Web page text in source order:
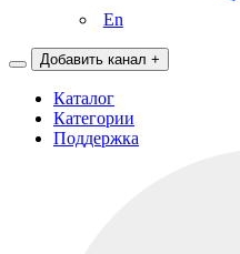
En
Добавить канал +
Каталог
Категории
Поддержка